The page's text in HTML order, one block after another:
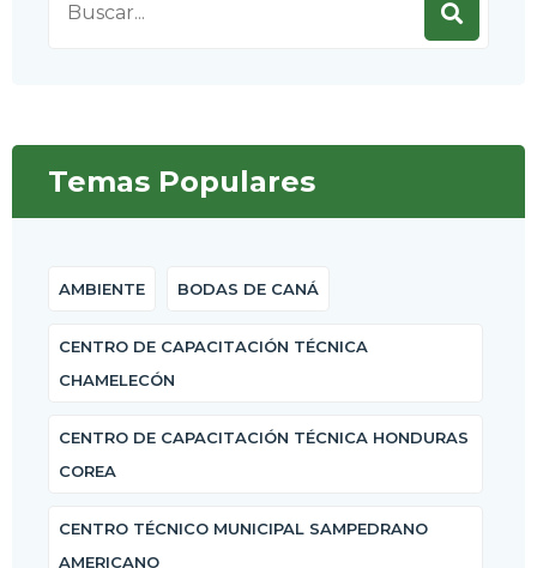
for:
Temas Populares
AMBIENTE BODAS DE CANÁ
CENTRO DE CAPACITACIÓN TÉCNICA
CHAMELECÓN
CENTRO DE CAPACITACIÓN TÉCNICA HONDURAS
COREA
CENTRO TÉCNICO MUNICIPAL SAMPEDRANO
AMERICANO